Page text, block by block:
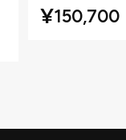
¥150,700